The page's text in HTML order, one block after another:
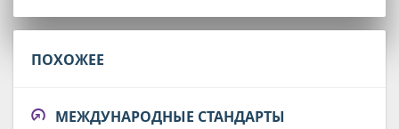
ПОХОЖЕЕ
МЕЖДУНАРОДНЫЕ СТАНДАРТЫ